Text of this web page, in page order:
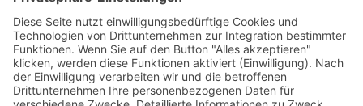
KURSE